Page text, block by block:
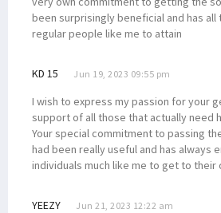
been surprisingly beneficial and has all
regular people like me to attain
KD 15 Jun 19, 2023 09:55 pm
I wish to express my passion for your
support of all those that actually need
Your special commitment to passing
had been really useful and has always
individuals much like me to get to their
YEEZY Jun 21, 2023 12:22 am